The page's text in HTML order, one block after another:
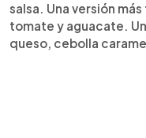
salsa. Una versión
tomate y aguacate.
queso, cebolla